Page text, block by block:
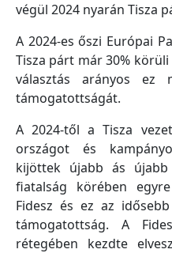
végül 2024 nyarán Tisza
A 2024-es őszi Európai
Tisza párt már 30%
választás arányos ez
támogatottságát.
A 2024-től a Tisza
országot és
kijöttek újabb ás
fiatalság körében
Fidesz és ez az
támogatottság. A
rétegében kezdte